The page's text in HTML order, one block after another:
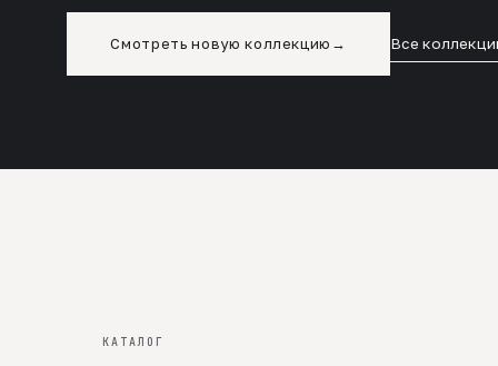
Смотреть новую коллекцию → Все
КАТАЛОГ